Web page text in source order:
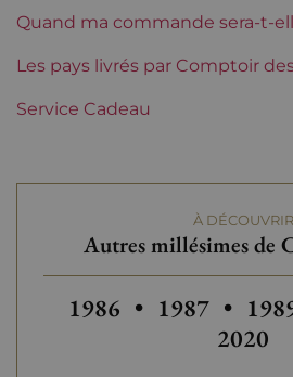
Châteaux de Bordeaux
Tranche de prix De
Quand ma commande sera-t-
Les pays livrés par Comptoir
Service Cadeau
À DÉCOUVRIR
Autres millésimes de
Autres millésimes de
1986 • Autres
1987 •
2020